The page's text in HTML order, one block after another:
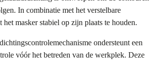
In combinatie met het verstelbare
het masker stabiel op zijn plaats te houden.
ondersteunt een
vóór het betreden van de werkplek. Deze